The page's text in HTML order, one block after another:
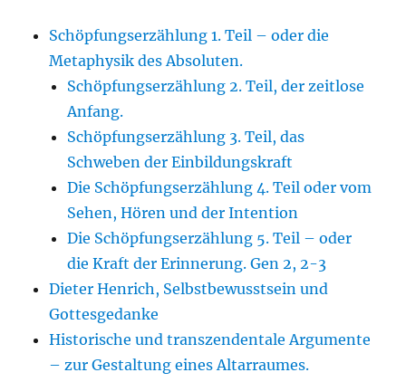
Schöpfungserzählung 1. Teil – oder die
Metaphysik des Absoluten.
Schöpfungserzählung 2. Teil, der zeitlose
Anfang.
Schöpfungserzählung 3. Teil, das
Schweben der Einbildungskraft
Die Schöpfungserzählung 4. Teil oder vom
Sehen, Hören und der Intention
Die Schöpfungserzählung 5. Teil – oder
die Kraft der Erinnerung. Gen 2, 2-3
Dieter Henrich, Selbstbewusstsein und
Gottesgedanke
Historische und transzendentale Argumente
– zur Gestaltung eines Altarraumes.